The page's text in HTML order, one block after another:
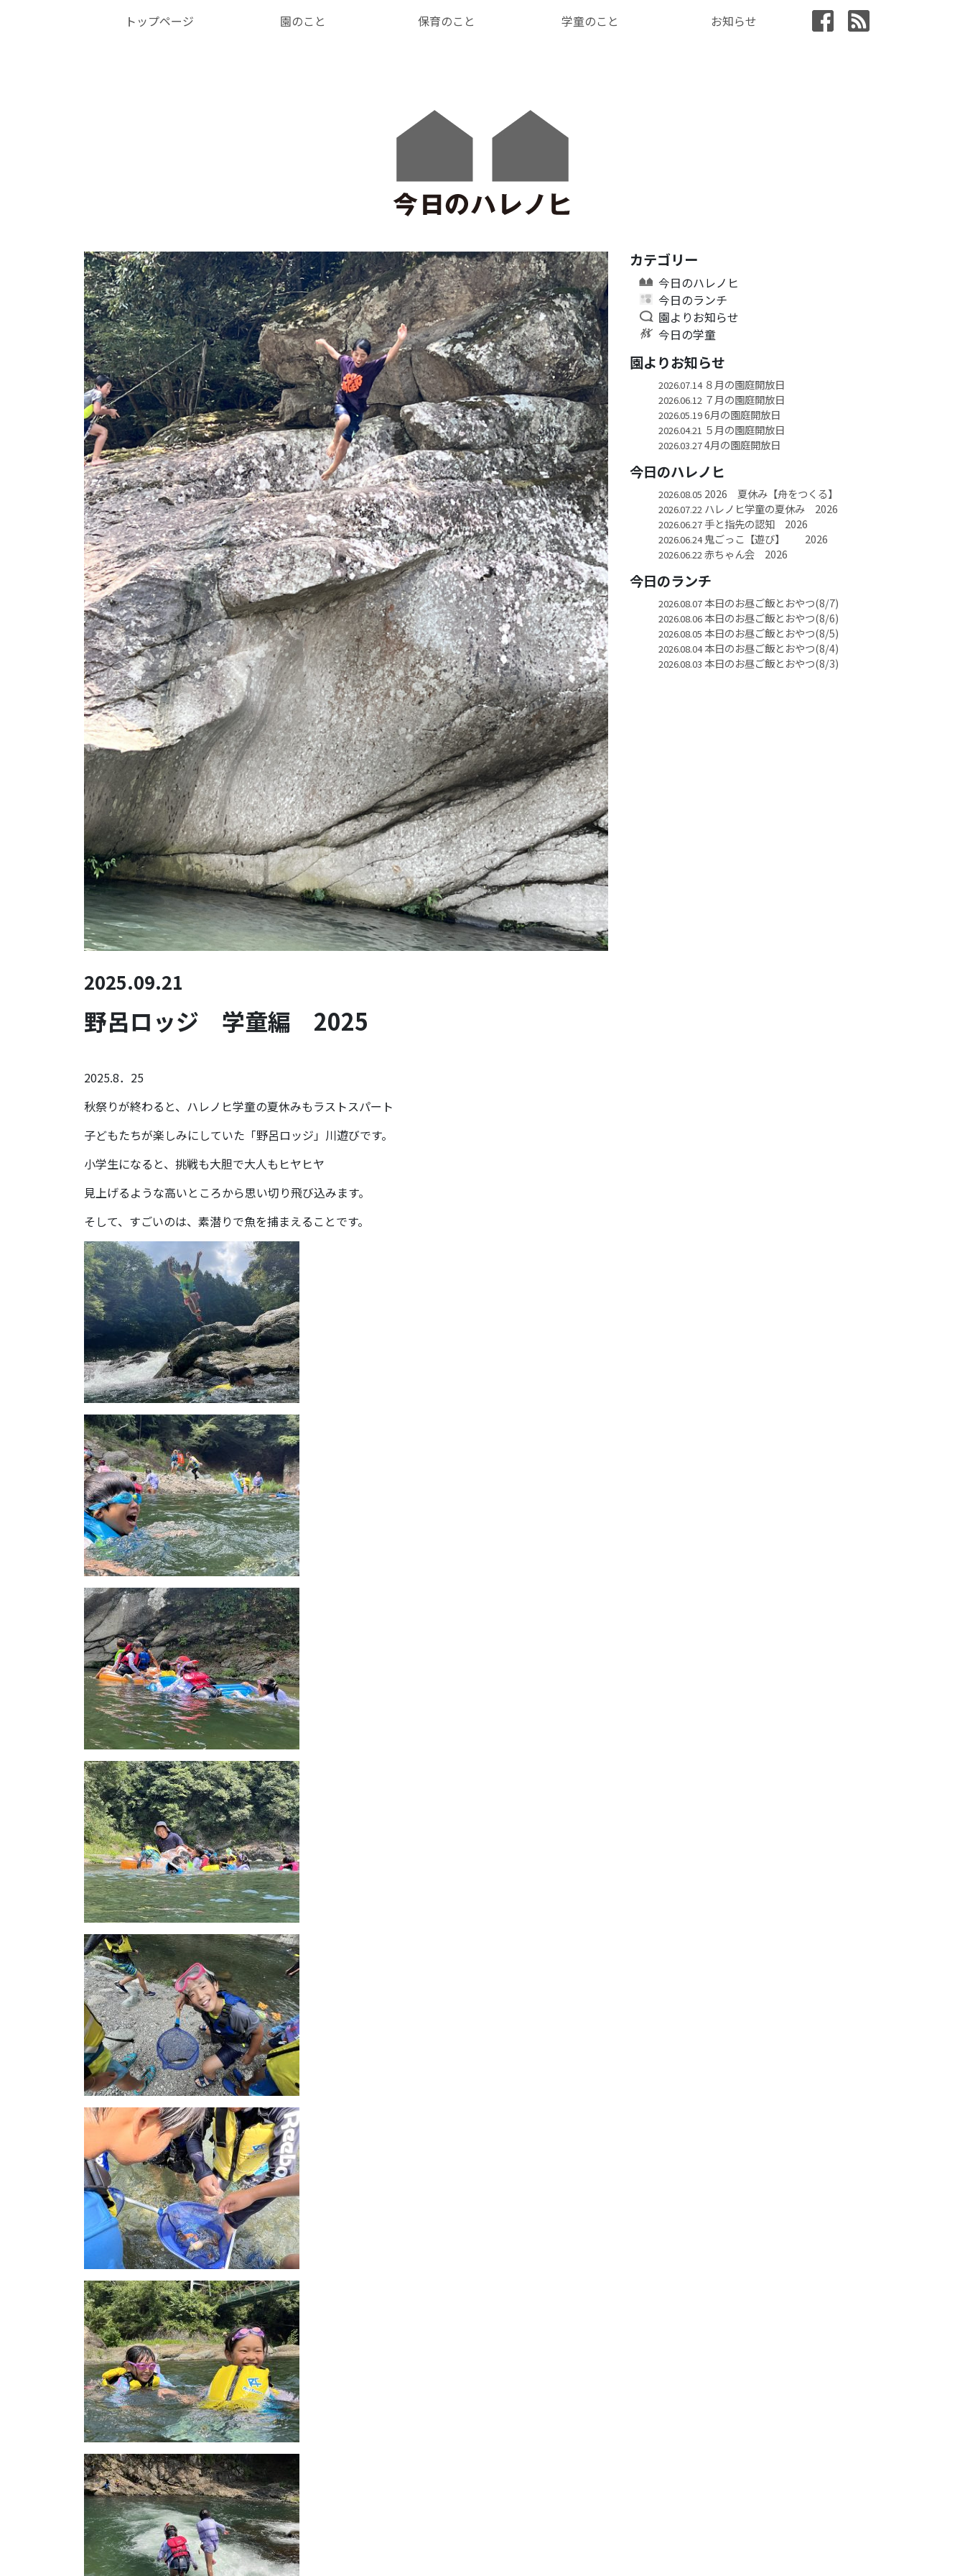
トップページ 園のこと 保育のこと 学童のこと お知らせ
2025.09.21
野呂ロッジ 学童編 2025
2025.8．25
秋祭りが終わると、ハレノヒ学童の夏休みもラストスパート
子どもたちが楽しみにしていた「野呂ロッジ」川遊びです。
小学生になると、挑戦も大胆で大人もヒヤヒヤ
見上げるような高いところから思い切り飛び込みます。
そして、すごいのは、素潜りで魚を捕まえることです。
カテゴリー
今日のハレノヒ
今日のランチ
園よりお知らせ
今日の学童
園よりお知らせ
2026.07.14８月の園庭開放日
2026.06.12 ７月の園庭開放日
2026.05.196月の園庭開放日
2026.04.21 ５月の園庭開放日
2026.03.274月の園庭開放日
今日のハレノヒ
2026.08.05 2026 夏休み【舟をつくる】
2026.07.22 ハレノヒ学童の夏休み 2026
2026.06.27手と指先の認知 2026
2026.06.24鬼ごっこ【遊び】 2026
2026.06.22 赤ちゃん会 2026
今日のランチ
2026.08.07本日のお昼ご飯とおやつ(8/7)
2026.08.06本日のお昼ご飯とおやつ(8/6)
2026.08.05 本日のお昼ご飯とおやつ(8/5)
2026.08.04本日のお昼ご飯とおやつ(8/4)
2026.08.03 本日のお昼ご飯とおやつ(8/3)